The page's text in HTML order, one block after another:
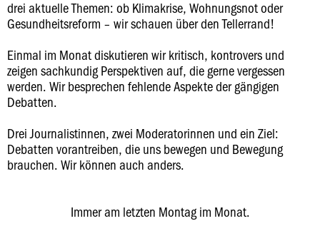
drei aktuelle Themen: ob Klimakrise, Wohnungsnot oder
Gesundheitsreform – wir schauen über den Tellerrand!
Einmal im Monat diskutieren wir kritisch, kontrovers und
zeigen sachkundig Perspektiven auf, die gerne vergessen
werden. Wir besprechen fehlende Aspekte der gängigen
Debatten.
Drei Journalistinnen, zwei Moderatorinnen und ein Ziel:
Debatten vorantreiben, die uns bewegen und Bewegung
brauchen. Wir können auch anders.
Immer am letzten Montag im Monat.